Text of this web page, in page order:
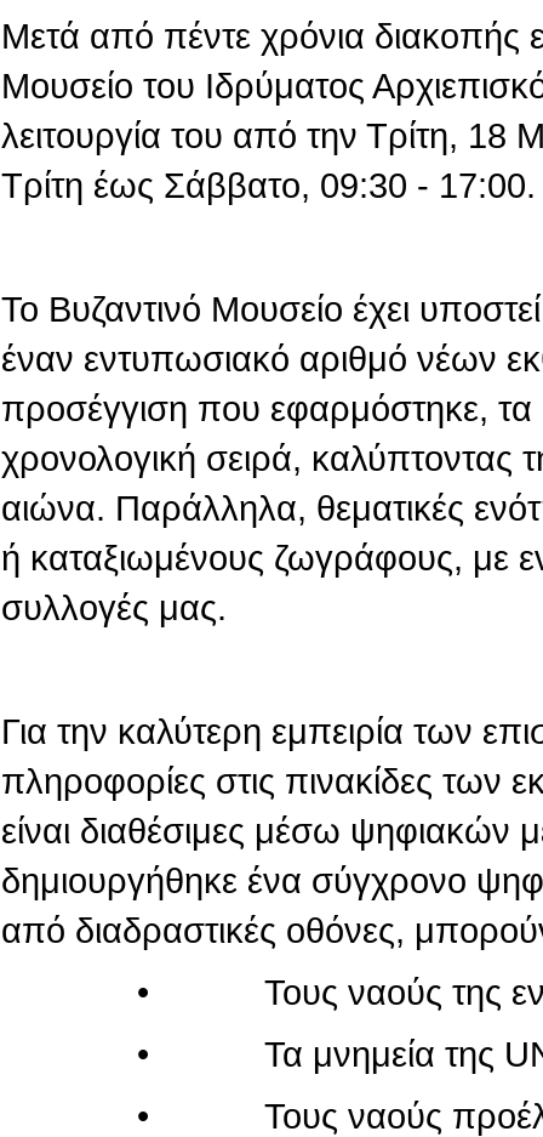
Μετά από πέντε χρόνια διακοπής
Μουσείο του Ιδρύματος
λειτουργία του από την Τρίτη,
Τρίτη έως Σάββατο, 09:30 - 17:00.
Το Βυζαντινό Μουσείο έχει υποστεί
έναν εντυπωσιακό αριθμό νέων
προσέγγιση που εφαρμόστηκε, τα
χρονολογική σειρά, καλύπτοντας
αιώνα. Παράλληλα, θεματικές
ή καταξιωμένους ζωγράφους, με
συλλογές μας.
Για την καλύτερη εμπειρία των
πληροφορίες στις πινακίδες των
είναι διαθέσιμες μέσω
δημιουργήθηκε ένα σύγχρονο
από διαδραστικές οθόνες,
• Τους ναούς της εντός
• Τα μνημεία της
• Τους ναούς